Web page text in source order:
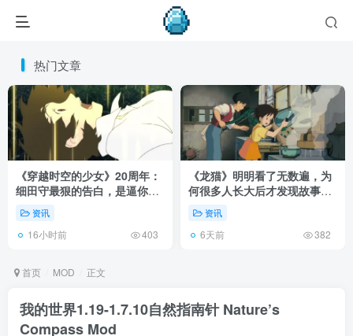
热门文章
《穿越时空的少女》20周年：
细田守最狠的告白，是逼你承
认有些夏天回不去了！
资讯
16小时前 403
《龙猫》明明看了无数遍，为
何很多人长大后才发现故事根
本不在 1988 年！
资讯
6天前 382
首页 MOD 正文
我的世界1.19-1.7.10自然指南针 Nature’s
Compass Mod